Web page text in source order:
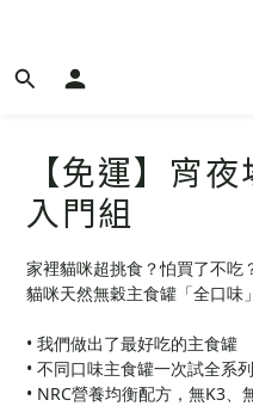
【免運】宵
入門組
家裡貓咪超挑食？怕買了不吃
貓咪天然無穀主食罐「全口味
• 我們做出了最好吃的主食罐
• 不同口味主食罐一次試全系列
• NRC營養均衡配方，無K3、